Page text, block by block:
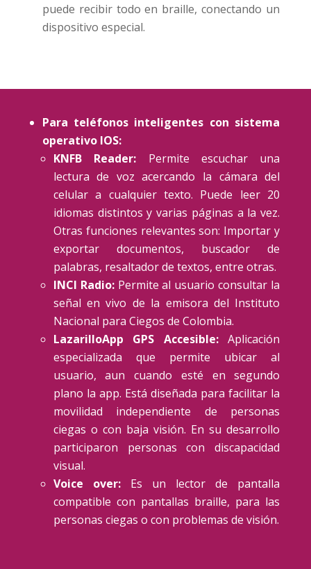
puede recibir todo en braille, conectando un
dispositivo especial.
Para teléfonos inteligentes con sistema
operativo IOS:
KNFB Reader: Permite escuchar una
lectura de voz acercando la cámara del
celular a cualquier texto. Puede leer 20
idiomas distintos y varias páginas a la vez.
Otras funciones relevantes son: Importar y
exportar documentos, buscador de
palabras, resaltador de textos, entre otras.
INCI Radio: Permite al usuario consultar la
señal en vivo de la emisora del Instituto
Nacional para Ciegos de Colombia.
LazarilloApp GPS Accesible:Aplicación
especializada que permite ubicar al
usuario, aun cuando esté en segundo
plano la app. Está diseñada para facilitar la
movilidad independiente de personas
ciegas o con baja visión. En su desarrollo
participaron personas con discapacidad
visual.
Voice over: Es un lector de pantalla
compatible con pantallas braille, para las
personas ciegas o con problemas de visión.